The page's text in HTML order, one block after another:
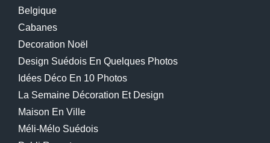
Belgique
Cabanes
Decoration Noël
Design Suédois En Quelques Photos
Idées Déco En 10 Photos
La Semaine Décoration Et Design
Maison En Ville
Méli-Mélo Suédois